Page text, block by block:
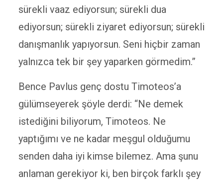
sürekli vaaz ediyorsun; sürekli dua
ediyorsun; sürekli ziyaret ediyorsun; sürekli
danışmanlık yapıyorsun. Seni hiçbir zaman
yalnızca tek bir şey yaparken görmedim.”
Bence Pavlus genç dostu Timoteos’a
gülümseyerek şöyle derdi: “Ne demek
istediğini biliyorum, Timoteos. Ne
yaptığımı ve ne kadar meşgul olduğumu
senden daha iyi kimse bilemez. Ama şunu
anlaman gerekiyor ki, ben birçok farklı şey